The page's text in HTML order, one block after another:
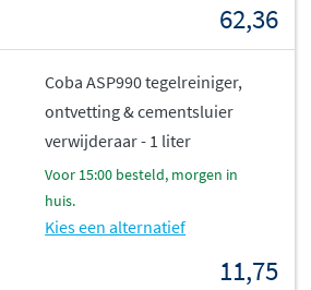
62,36
Coba ASP990 tegelreiniger,
ontvetting & cementsluier
verwijderaar - 1 liter
voor 15:00 besteld, morgen in
huis.
Kies een alternatief
11,75